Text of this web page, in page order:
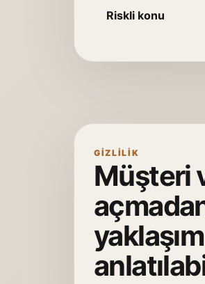
Riskli konu
GIZLILIK
Müşteri